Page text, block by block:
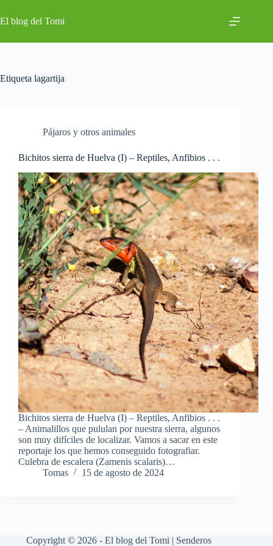
al
contenido
El blog del Tomi
Etiqueta lagartija
Pájaros y otros animales
Bichitos sierra de Huelva (I) – Reptiles, Anfibios . . .
Bichitos sierra de Huelva (I) – Reptiles, Anfibios . . .
– Animalillos que pululan por nuestra sierra, algunos
son muy difíciles de localizar. Vamos a sacar en este
reportaje los que hemos conseguido fotografiar.
Culebra de escalera (Zamenis scalaris)…
Tomas
15 de agosto de 2024
Copyright © 2026 - El blog del Tomi | Senderos